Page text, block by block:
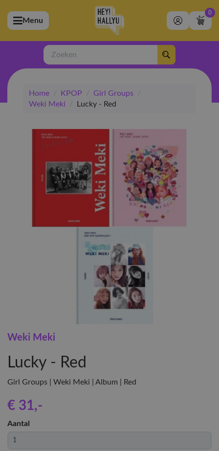
(Artiesten)
(Merchandise)
(Exclusive)
(Winkel)
Menu
0
Zoeken
Home / KPOP / Girl Groups
/
Weki Meki
/ Lucky - Red
Weki Meki
Lucky - Red
Girl Groups | Weki Meki | Album | Red
€ 31,-
Aantal